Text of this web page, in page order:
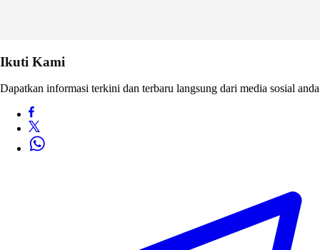
Ikuti Kami
Dapatkan informasi terkini dan terbaru langsung dari media sosial anda